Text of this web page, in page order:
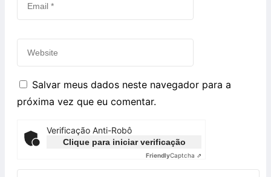
Salvar meus dados neste navegador para a
próxima vez que eu comentar.
Verificação Anti-Robô
Clique para iniciar verificação
FriendlyCaptcha ⇗